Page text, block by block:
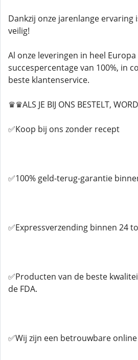
Dankzij onze jarenlange ervaring
veilig!
Al onze leveringen in heel
succespercentage van 100%, in
beste klantenservice.
♛♛ALS JE BIJ ONS BESTELT,
✅Koop bij ons zonder recept
✅100% geld-terug-garantie
✅Expressverzending binnen 24
✅Producten van de beste
de FDA.
✅Wij zijn een betrouwbare